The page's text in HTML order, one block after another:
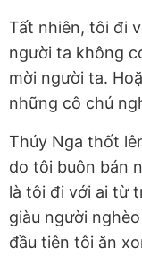
Tất nhiên, tôi đi
người ta không
mời người ta.
những cô chú
Thúy Nga thốt
do tôi buôn bán
là tôi đi với ai từ
giàu người
đầu tiên tôi ăn